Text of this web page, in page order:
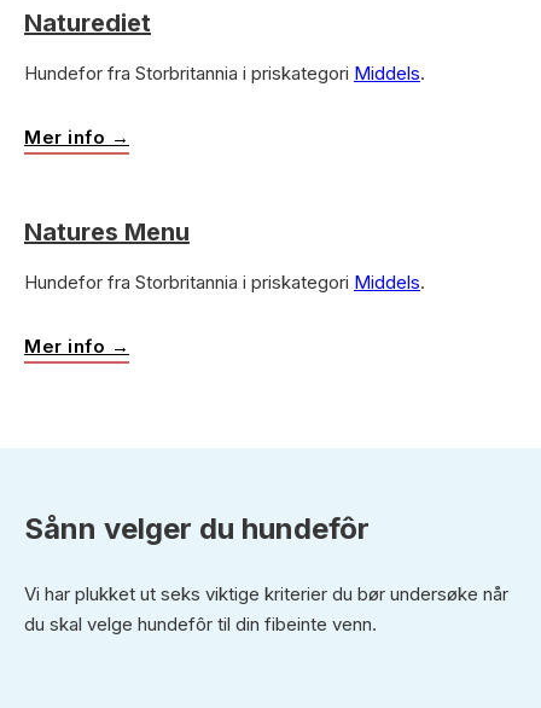
Naturediet
Hundefor fra Storbritannia i priskategori Middels.
Mer info →
Natures Menu
Hundefor fra Storbritannia i priskategori Middels.
Mer info →
Sånn velger du hundefôr
Vi har plukket ut seks viktige kriterier du bør undersøke når
du skal velge hundefôr til din fibeinte venn.